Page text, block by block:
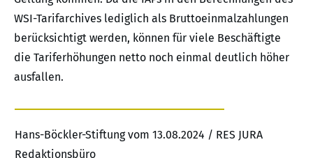
WSI-Tarifarchives lediglich als Bruttoeinmalzahlungen
berücksichtigt werden, können für viele Beschäftigte
die Tariferhöhungen netto noch einmal deutlich höher
ausfallen.
Hans-Böckler-Stiftung vom 13.08.2024 / RES JURA
Redaktionsbüro